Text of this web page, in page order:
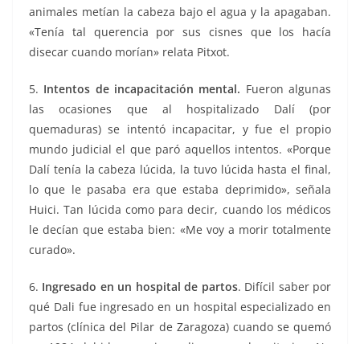
animales metían la cabeza bajo el agua y la apagaban.
«Tenía tal querencia por sus cisnes que los hacía
disecar cuando morían» relata Pitxot.
5. Intentos de incapacitación mental. Fueron algunas
las ocasiones que al hospitalizado Dalí (por
quemaduras) se intentó incapacitar, y fue el propio
mundo judicial el que paró aquellos intentos. «Porque
Dalí tenía la cabeza lúcida, la tuvo lúcida hasta el final,
lo que le pasaba era que estaba deprimido», señala
Huici. Tan lúcida como para decir, cuando los médicos
le decían que estaba bien: «Me voy a morir totalmente
curado».
6. Ingresado en un hospital de partos. Difícil saber por
qué Dali fue ingresado en un hospital especializado en
partos (clínica del Pilar de Zaragoza) cuando se quemó